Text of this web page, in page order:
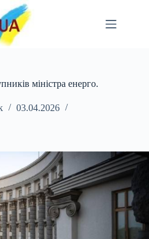
міністра енерго.
03.04.2026